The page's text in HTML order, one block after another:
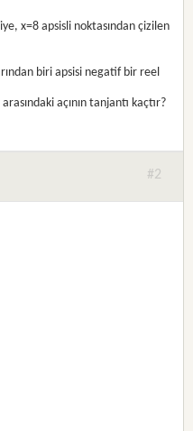
x=8 apsisli noktasından çizilen
biri apsisi negatif bir reel
açının tanjantı kaçtır?
#2